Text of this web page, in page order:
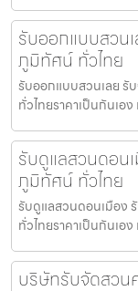
รับออกแบบสวน
ภูมิทัศน์ ทั่วไทย
รับออกแบบสวนเลย
ทั่วไทยราคาเป็นกันเ
รับดูแลสวนดอน
ภูมิทัศน์ ทั่วไทย
รับดูแลสวนดอนเมือง
ทั่วไทยราคาเป็นกันเ
บริษัทรับจัดสวน